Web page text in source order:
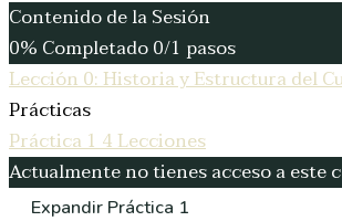
Contenido de la Sesión
0% Completado0/1 pasos
Lección 0: Historia y Estructura del
Prácticas
Práctica 14 Lecciones
Actualmente no tienes acceso a este
Expandir Práctica 1